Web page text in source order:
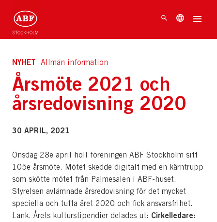
NYHET Allmän information
Årsmöte 2021 och
årsredovisning 2020
30 APRIL, 2021
Onsdag 28e april höll föreningen ABF Stockholm sitt
105e årsmöte. Mötet skedde digitalt med en kärntrupp
som skötte mötet från Palmesalen i ABF-huset.
Styrelsen avlämnade årsredovisning för det mycket
speciella och tuffa året 2020 och fick ansvarsfrihet.
Länk. Årets kulturstipendier delades ut: Cirkelledare: